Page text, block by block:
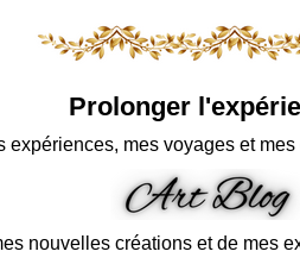
Prolonger
expériences, mes voyages et
nouvelles créations et de mes